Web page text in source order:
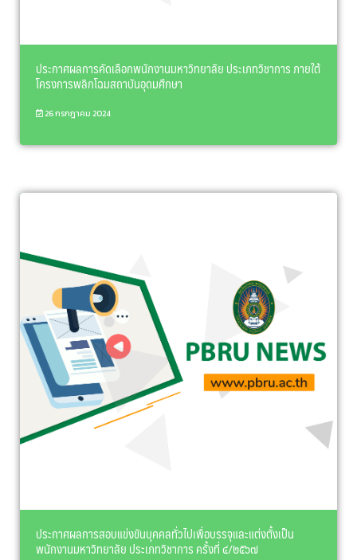
ประกาศผลการคัดเลือกพนักงานมหาวิทยาลัย ประเภทวิชาการ ภายใต้
โครงการพลิกโฉมสถาบันอุดมศึกษา
26 กรกฎาคม 2024
ประกาศผลการสอบแข่งขันบุคคลทั่วไปเพื่อบรรจุและแต่งตั้งเป็น
พนักงานมหาวิทยาลัย ประเภทวิชาการ ครั้งที่ ๔/๒๕๖๗